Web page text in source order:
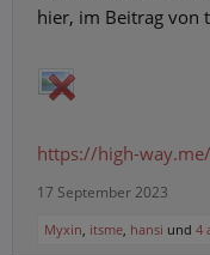
hier, im Beitrag von
https://high-
17 September 2023
Myxin, itsme, hansi und 4